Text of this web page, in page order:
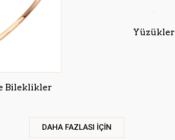
Bileklikler
Yüzükler
DAHA FAZLASI İÇİN